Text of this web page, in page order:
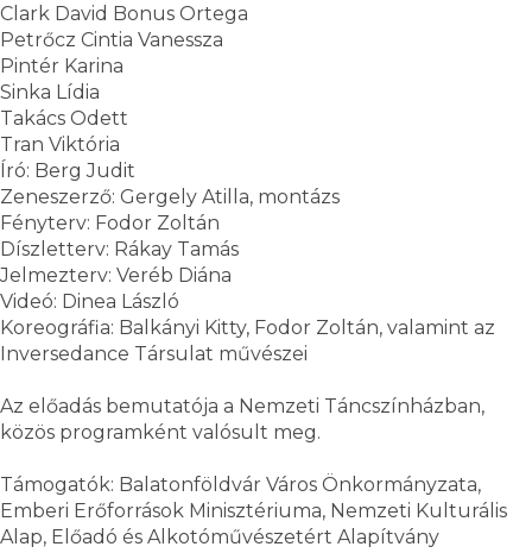
Clark David Bonus Ortega
Petrőcz Cintia Vanessza
Pintér Karina
Sinka Lídia
Takács Odett
Tran Viktória
Író: Berg Judit
Zeneszerző: Gergely Atilla, montázs
Fényterv: Fodor Zoltán
Díszletterv: Rákay Tamás
Jelmezterv: Veréb Diána
Videó: Dinea László
Koreográfia: Balkányi Kitty, Fodor Zoltán, valamint az
Inversedance Társulat művészei
Az előadás bemutatója a Nemzeti Táncszínházban,
közös programként valósult meg.
Támogatók: Balatonföldvár Város Önkormányzata,
Emberi Erőforrások Minisztériuma, Nemzeti Kulturális
Alap, Előadó és Alkotóművészetért Alapítvány